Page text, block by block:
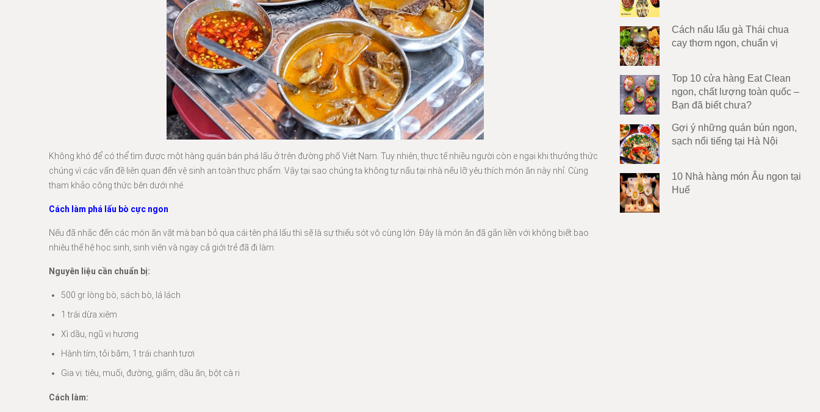
Không khó để có thể tìm được một hàng quán bán phá lấu ở trên đường phố Việt Nam. Tuy nhiên, thực tế nhiều người còn e ngại khi thưởng thức
chúng vì các vấn đề liên quan đến vệ sinh an toàn thực phẩm. Vậy tại sao chúng ta không tự nấu tại nhà nếu lỡ yêu thích món ăn này nhỉ. Cùng
tham khảo công thức bên dưới nhé.
Cách làm phá lấu bò cực ngon
Nếu đã nhắc đến các món ăn vặt mà bạn bỏ qua cái tên phá lấu thì sẽ là sự thiếu sót vô cùng lớn. Đây là món ăn đã gắn liền với không biết bao
nhiêu thế hệ học sinh, sinh viên và ngay cả giới trẻ đã đi làm.
Nguyên liệu cần chuẩn bị:
500 gr lòng bò, sách bò, lá lách
1 trái dừa xiêm
Xì dầu, ngũ vị hương
Hành tím, tỏi băm, 1 trái chanh tươi
Gia vị: tiêu, muối, đường, giấm, dầu ăn, bột cà ri
Cách làm:
Cách nấu lẩu gà Thái chua
cay thơm ngon, chuẩn vị
Top 10 cửa hàng Eat Clean
ngon, chất lượng toàn quốc –
Bạn đã biết chưa?
Gợi ý những quán bún ngon,
sạch nổi tiếng tại Hà Nội
10 Nhà hàng món Âu ngon tại
Huế